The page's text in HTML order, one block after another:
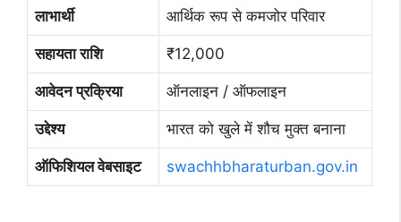
लाभार्थी आर्थिक रूप से कमजोर परिवार
सहायता राशि ₹12,000
आवेदन प्रक्रिया ऑनलाइन / ऑफलाइन
उद्देश्य भारत को खुले में शौच मुक्त बनाना
ऑफिशियल वेबसाइट swachhbharaturban.gov.in